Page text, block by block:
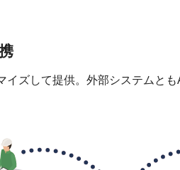
ズして提供。外部システムと